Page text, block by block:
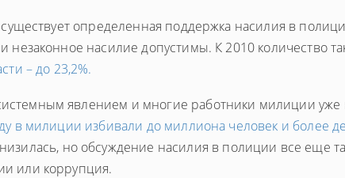
определенная поддержка насилия в
незаконное насилие допустимы. К 2010 количество
– до 23,2%.
явлением и многие работники милиции уже
в милиции избивали до миллиона человек и более
но обсуждение насилия в полиции все еще
или коррупция.